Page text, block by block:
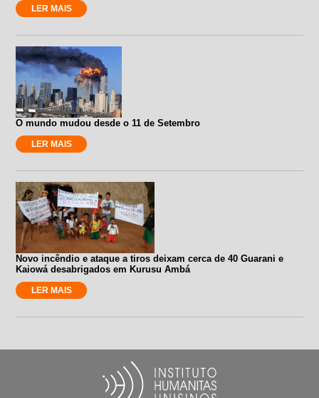
LER MAIS
O mundo mudou desde o 11 de Setembro
LER MAIS
Novo incêndio e ataque a tiros deixam cerca de 40 Guarani e
Kaiowá desabrigados em Kurusu Ambá
LER MAIS